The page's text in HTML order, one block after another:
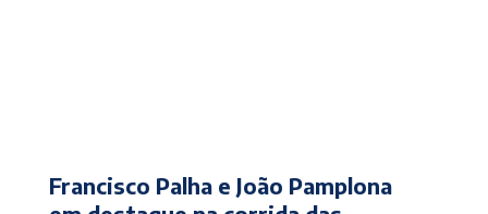
Francisco Palha e João Pamplona